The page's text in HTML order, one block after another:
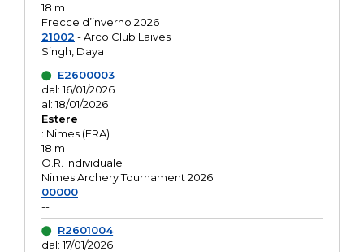
18 m
Frecce d’inverno 2026
21002 - Arco Club Laives
Singh, Daya
E2600003
dal: 16/01/2026
al: 18/01/2026
Estere
: Nimes (FRA)
18 m
O.R. Individuale
Nimes Archery Tournament 2026
00000-
--
R2601004
dal: 17/01/2026